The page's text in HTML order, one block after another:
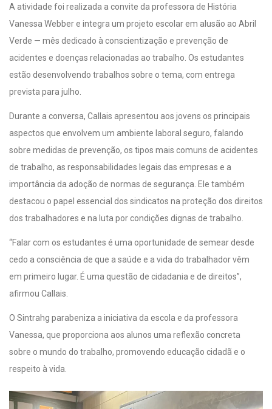
A atividade foi realizada a convite da professora de História
Vanessa Webber e integra um projeto escolar em alusão ao Abril
Verde — mês dedicado à conscientização e prevenção de
acidentes e doenças relacionadas ao trabalho. Os estudantes
estão desenvolvendo trabalhos sobre o tema, com entrega
prevista para julho.
Durante a conversa, Callais apresentou aos jovens os principais
aspectos que envolvem um ambiente laboral seguro, falando
sobre medidas de prevenção, os tipos mais comuns de acidentes
de trabalho, as responsabilidades legais das empresas e a
importância da adoção de normas de segurança. Ele também
destacou o papel essencial dos sindicatos na proteção dos direitos
dos trabalhadores e na luta por condições dignas de trabalho.
“Falar com os estudantes é uma oportunidade de semear desde
cedo a consciência de que a saúde e a vida do trabalhador vêm
em primeiro lugar. É uma questão de cidadania e de direitos”,
afirmou Callais.
O Sintrahg parabeniza a iniciativa da escola e da professora
Vanessa, que proporciona aos alunos uma reflexão concreta
sobre o mundo do trabalho, promovendo educação cidadã e o
respeito à vida.